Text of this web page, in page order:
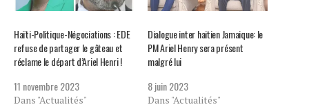
Haïti-Politique-Négociations : EDE
refuse de partager le gâteau et
réclame le départ d’Ariel Henri !
11 novembre 2023
Dans "Actualités"
Dialogue inter haitien Jamaique: le
PM Ariel Henry sera présent
malgré lui
8 juin 2023
Dans "Actualités"